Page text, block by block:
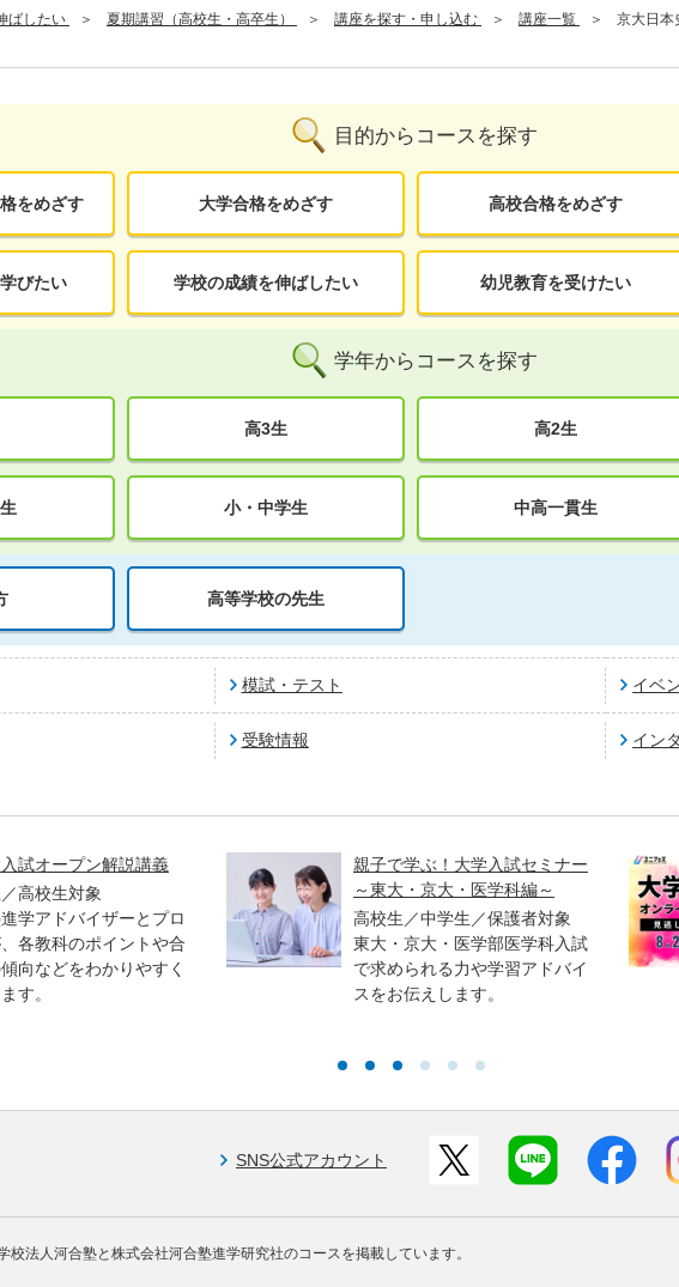
ばしたい 夏期講習（高校生・高卒生） 講座を探す・申し込む 講座一覧 京大日本
目的からコースを探す
をめざす 大学合格をめざす 高校合格をめざす
びたい 学校の成績を伸ばしたい 幼児教育を受けたい
学年からコースを探す
高3生 高2生
小・中学生 中高一貫生
高等学校の先生
模試・テスト イベ
受験情報 イン
試オープン解説講義
高校生対象
学アドバイザーとプロ
各教科のポイントや合
向などをわかりやすく
す。
親子で学ぶ！大学入試セミナー
～東大・京大・医学科編～
高校生／中学生／保護者対象
東大・京大・医学部医学科入試
で求められる力や学習アドバイ
スをお伝えします。
SNS公式アカウント
校法人河合塾と株式会社河合塾進学研究社のコースを掲載しています。